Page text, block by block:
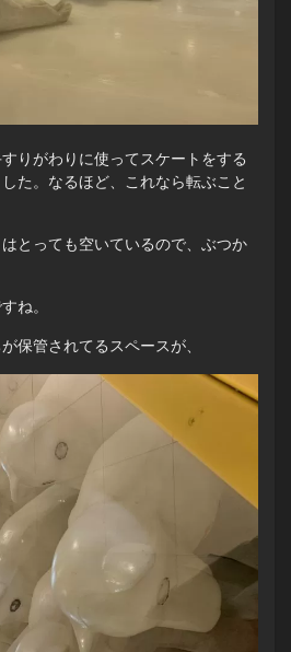
りがわりに使ってスケートをする
た。なるほど、これなら転ぶこと
とっても空いているので、ぶつか
ね。
保管されてるスペースが、